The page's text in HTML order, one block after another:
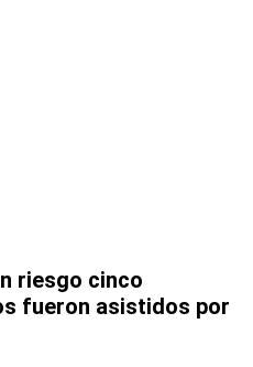
riesgo cinco
fueron asistidos por